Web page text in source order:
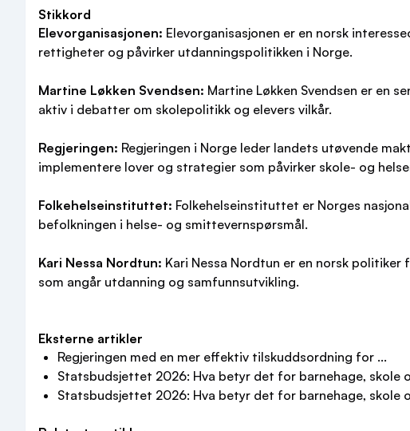
Stikkord
Elevorganisasjonen: Elevorganisasjonen er en norsk
rettigheter og påvirker utdanningspolitikken i Norge.
Martine Løkken Svendsen: Martine Løkken Svendsen er en
aktiv i debatter om skolepolitikk og elevers vilkår.
Regjeringen: Regjeringen i Norge leder landets utøvende
implementere lover og strategier som påvirker skole- og
Folkehelseinstituttet: Folkehelseinstituttet er Norges
befolkningen i helse- og smittevernspørsmål.
Kari Nessa Nordtun: Kari Nessa Nordtun er en norsk
som angår utdanning og samfunnsutvikling.
Eksterne artikler
Regjeringen med en mer effektiv tilskuddsordning for ...
Statsbudsjettet 2026: Hva betyr det for barnehage, skole
Statsbudsjettet 2026: Hva betyr det for barnehage, skole